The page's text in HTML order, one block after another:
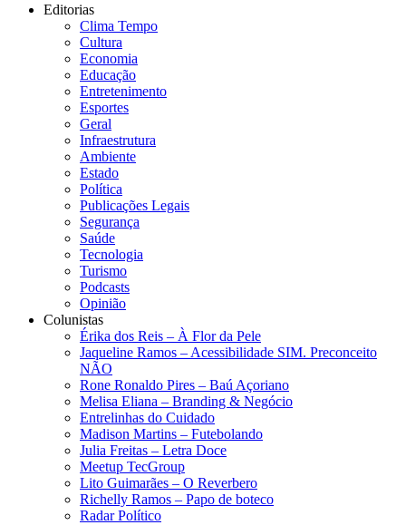
Editorias
Clima Tempo
Cultura
Economia
Educação
Entretenimento
Esportes
Geral
Infraestrutura
Ambiente
Estado
Política
Publicações Legais
Segurança
Saúde
Tecnologia
Turismo
Podcasts
Opinião
Colunistas
Érika dos Reis​ – À Flor da Pele
Jaqueline Ramos – Acessibilidade SIM. Preconceito
NÃO
Rone Ronaldo Pires – Baú Açoriano
Melisa Eliana – Branding & Negócio
Entrelinhas do Cuidado
Madison Martins – Futebolando
Julia Freitas​ – Letra Doce
Meetup TecGroup
Lito Guimarães – O Reverbero
Richelly Ramos​ – Papo de boteco
Radar Político